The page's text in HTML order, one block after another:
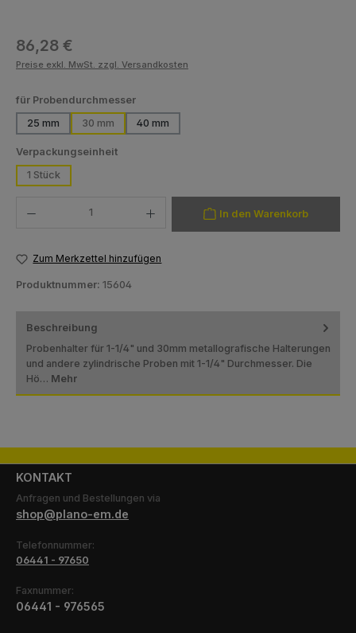
Regulärer Preis:
86,28 €
Preise exkl. MwSt. zzgl. Versandkosten
für Probendurchmesserauswählen
25 mm
30 mm 40 mm
Verpackungseinheitauswählen
1 Stück
In den Warenkorb
Zum Merkzettel hinzufügen
Produktnummer: 15604
Beschreibung
Probenhalter für 1-1/4" und 30mm metallografische Halterungen
und andere zylindrische Proben mit 1-1/4" Durchmesser. Die
Hö… Mehr
KONTAKT
Anfragen und Bestellungen via
shop@plano-em.de
Telefonnummer:
06441 - 97650
Faxnummer:
06441 - 976565